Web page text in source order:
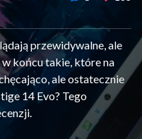
przewidywalne, ale
końcu takie, które na
ale ostatecznie
14 Evo? Tego